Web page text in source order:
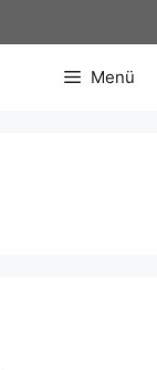
Menü